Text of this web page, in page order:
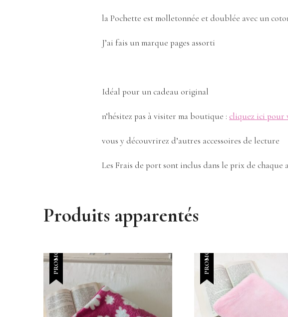
la Pochette est molletonnée et doublée avec un
J’ai fais un marque pages assorti
Idéal pour un cadeau original
n’hésitez pas à visiter ma boutique : cliquez ici pour
vous y découvrirez d’autres accessoires de lecture
Les Frais de port sont inclus dans le prix de chaque
Produits apparentés
PROMO ! PROMO !